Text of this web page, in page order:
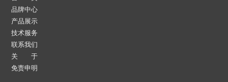
品牌中心
产品展示
技术服务
联系我们
关 于
免责申明